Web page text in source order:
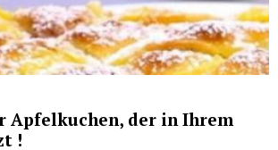
Apfelkuchen, der in Ihrem
!